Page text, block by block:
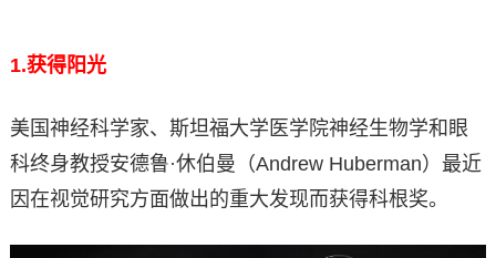
1.获得阳光
美国神经科学家、斯坦福大学医学院神经生物学和眼
科终身教授安德鲁·休伯曼（Andrew Huberman）最近
因在视觉研究方面做出的重大发现而获得科根奖。